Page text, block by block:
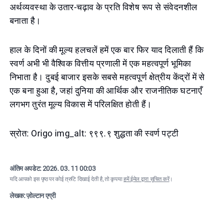
अर्थव्यवस्था के उतार-चढ़ाव के प्रति विशेष रूप से संवेदनशील
बनाता है।
हाल के दिनों की मूल्य हलचलें हमें एक बार फिर याद दिलाती हैं कि
स्वर्ण अभी भी वैश्विक वित्तीय प्रणाली में एक महत्वपूर्ण भूमिका
निभाता है। दुबई बाजार इसके सबसे महत्वपूर्ण क्षेत्रीय केंद्रों में से
एक बना हुआ है, जहां दुनिया की आर्थिक और राजनीतिक घटनाएँ
लगभग तुरंत मूल्य विकास में परिलक्षित होती हैं।
स्रोत: Origo img_alt: ९९९.९ शुद्धता की स्वर्ण पट्टी
अंतिम अपडेट:2026. 03. 11 00:03
यदि आपको इस पृष्ठ पर कोई त्रुटि दिखाई देती है, तो कृपयाहमें ईमेल द्वारा सूचित करें।
लेखक: ज़ोल्टान एग्री